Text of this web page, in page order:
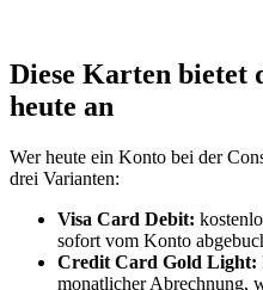
Diese Karten bietet
heute an
Wer heute ein Konto bei der
drei Varianten:
Visa Card Debit:
sofort vom Konto
Credit Card Gold Light:
monatlicher Abrechnung,